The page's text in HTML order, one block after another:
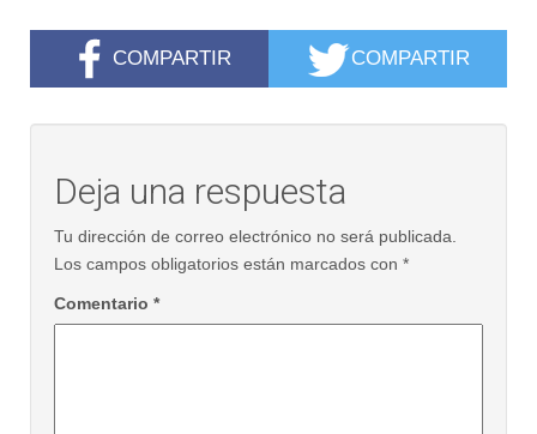
COMPARTIR COMPARTIR
Deja una respuesta
Tu dirección de correo electrónico no será publicada.
Los campos obligatorios están marcados con *
Comentario *